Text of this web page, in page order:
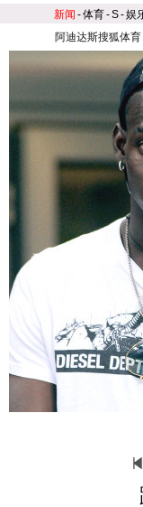
新闻 -体育-S-娱
阿迪达斯搜狐体育